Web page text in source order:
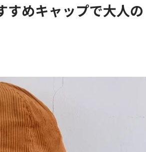
すめキャップで大人の